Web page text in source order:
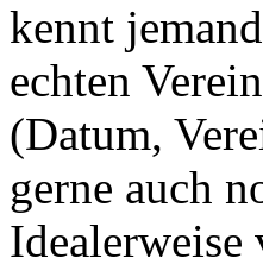
kennt
echten
(Datum,
gerne auch